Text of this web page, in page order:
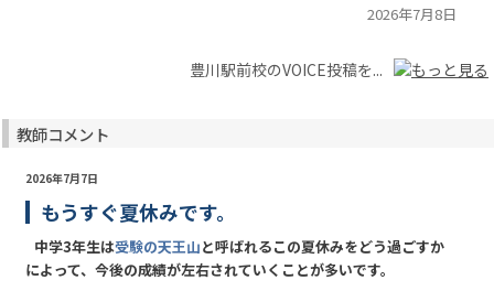
2026年7月8日
豊川駅前校のVOICE投稿を...
教師コメント
2026年7月7日
もうすぐ夏休みです。
中学3年生は受験の天王山と呼ばれるこの夏休みをどう過ごすか
によって、今後の成績が左右されていくことが多いです。